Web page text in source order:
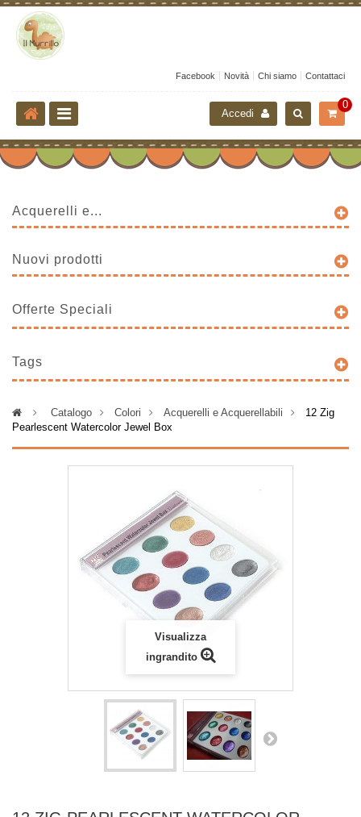
Facebook Novità Chi siamo Contattaci
0
Accedi
Acquerelli e...
Nuovi prodotti
Offerte Speciali
Tags
> Catalogo > Colori > Acquerelli e Acquerellabili >
12 Zig
Pearlescent Watercolor Jewel Box
Visualizza
ingrandito